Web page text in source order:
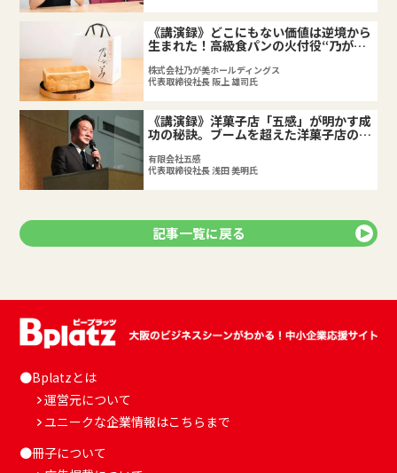
《講演録》どこにもない価値は逆境から
生まれた！高級食パンの火付役“乃が
美”創業ストーリー
株式会社乃が美ホールディングス
代表取締役社長 阪上 雄司氏
《講演録》洋菓子店「五感」が明かす成
功の秘訣。ブームを超えた洋菓子店の軌
有限会社五感
代表取締役社長 浅田 美明氏
記事一覧に戻る
●Bplatzとは
運営元について
ユニークな企業情報はこちらまで
●冊子について